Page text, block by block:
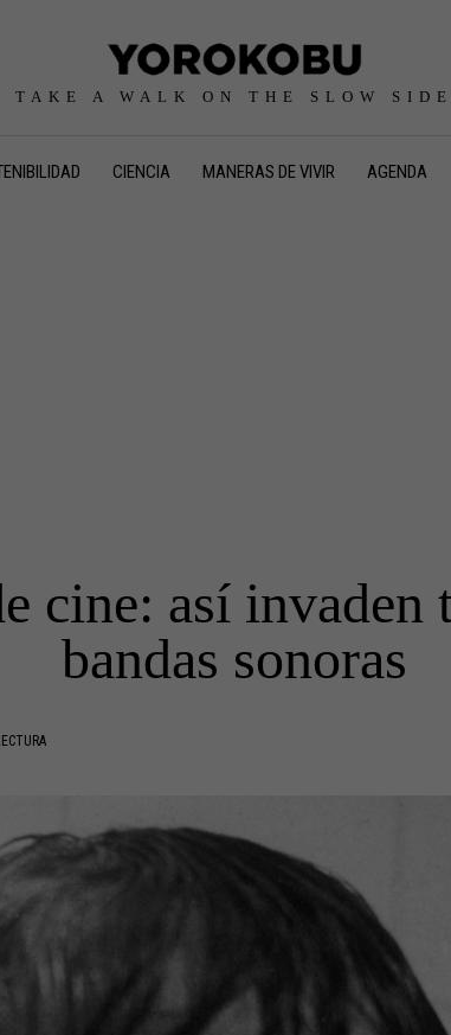
TAKE A WALK ON THE SLOW SIDE
CIENCIA MANERAS DE VIVIR AGENDA
cine: así invaden
bandas sonoras